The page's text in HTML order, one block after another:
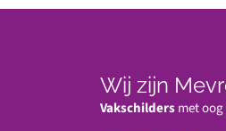
Wij zijn
Vakschildersmet